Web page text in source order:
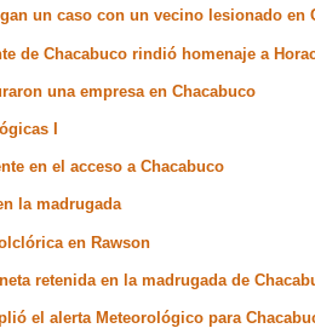
un caso con un vecino lesionado en
de Chacabuco rindió homenaje a
una empresa en Chacabuco
I
en el acceso a Chacabuco
la madrugada
en Rawson
retenida en la madrugada de
el alerta Meteorológico para